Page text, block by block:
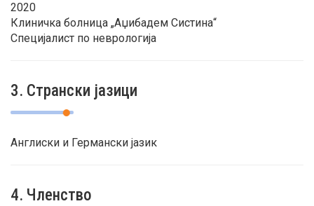
2020
Клиничка болница „Аџибадем Систина“
Специјалист по неврологија
3. Странски јазици
Англиски и Германски јазик
4. Членство